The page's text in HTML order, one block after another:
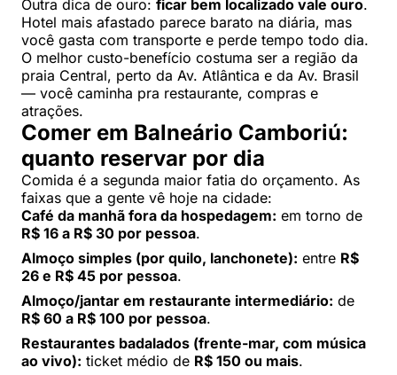
Outra dica de ouro: ficar bem localizado vale ouro.
Hotel mais afastado parece barato na diária, mas
você gasta com transporte e perde tempo todo dia.
O melhor custo-benefício costuma ser a região da
praia Central, perto da Av. Atlântica e da Av. Brasil
— você caminha pra restaurante, compras e
atrações.
Comer em Balneário Camboriú:
quanto reservar por dia
Comida é a segunda maior fatia do orçamento. As
faixas que a gente vê hoje na cidade:
Café da manhã fora da hospedagem: em torno de
R$ 16 a R$ 30 por pessoa.
Almoço simples (por quilo, lanchonete): entre R$
26 e R$ 45 por pessoa.
Almoço/jantar em restaurante intermediário: de
R$ 60 a R$ 100 por pessoa.
Restaurantes badalados (frente-mar, com música
ao vivo): ticket médio de R$ 150 ou mais.